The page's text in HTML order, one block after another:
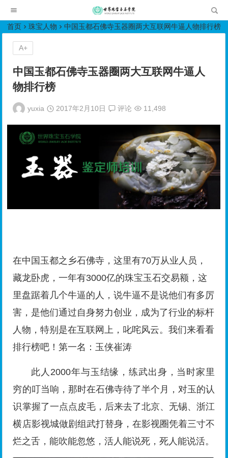
首页 珠宝人物 中国玉都石佛寺玉器圈两大互联网牛逼人物排行榜
中国玉都石佛寺玉器圈两大互联网牛逼人
物排行榜
yuxia 2017年2月10日 评论 11,498
在中国玉都之乡石佛寺，这里有70万从业人员，
藏龙卧虎，一年有3000亿的珠宝玉石交易额，这
里盘踞着几个牛逼的人，说牛逼不是说他们有多厉
害，是他们通过自身努力创业，成为了行业的标杆
人物，特别是在互联网上，叱咤风云。我们来看看
排行榜吧！第一名：玉侠崔涛
此人2000年与玉结缘，练武出身，当时家里
穷的叮当响，那时在石佛寺待了半个月，对玉的认
识掌握了一点点皮毛，后来去了北京、无锡、浙江
横店影视城做剧组武打替身，在影视圈凭着三寸不
烂之舌，能吹能忽悠，活人能说死，死人能说活。
A+